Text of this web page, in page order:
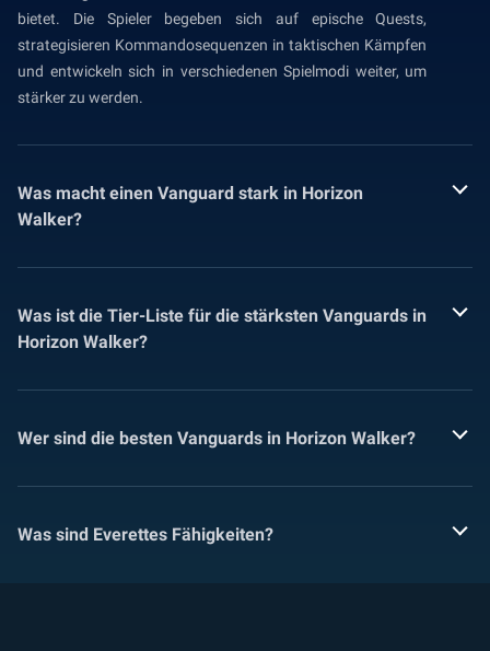
bietet. Die Spieler begeben sich auf epische Quests,
strategisieren Kommandosequenzen in taktischen Kämpfen
und entwickeln sich in verschiedenen Spielmodi weiter, um
stärker zu werden.
Was macht einen Vanguard stark in Horizon
Walker?
Was ist die Tier-Liste für die stärksten Vanguards in
Horizon Walker?
Wer sind die besten Vanguards in Horizon Walker?
Was sind Everettes Fähigkeiten?